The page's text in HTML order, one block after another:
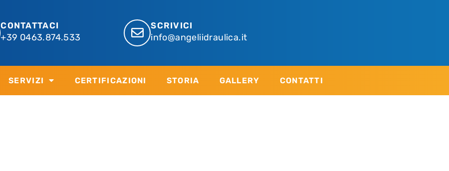
CONTATTACI
+39 0463.874.533
SCRIVICI
info@angeliidraulica.it
SERVIZI CERTIFICAZIONI STORIA GALLERY CONTATTI